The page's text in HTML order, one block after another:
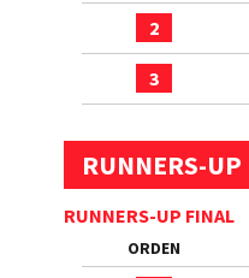
2
3
RUNNERS-
RUNNERS-UP FINAL
ORDEN